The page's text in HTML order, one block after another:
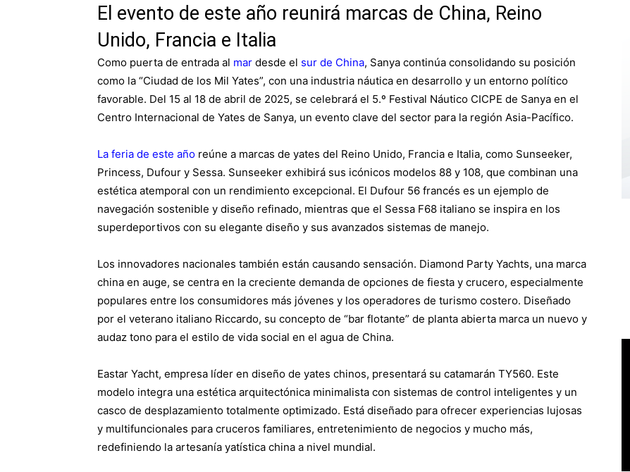
El evento de este año reunirá marcas de China, Reino
Unido, Francia e Italia
Como puerta de entrada al mar desde el sur de China, Sanya continúa consolidando su posición
como la “Ciudad de los Mil Yates”, con una industria náutica en desarrollo y un entorno político
favorable. Del 15 al 18 de abril de 2025, se celebrará el 5.º Festival Náutico CICPE de Sanya en el
Centro Internacional de Yates de Sanya, un evento clave del sector para la región Asia-Pacífico.
La feria de este año reúne a marcas de yates del Reino Unido, Francia e Italia, como Sunseeker,
Princess, Dufour y Sessa. Sunseeker exhibirá sus icónicos modelos 88 y 108, que combinan una
estética atemporal con un rendimiento excepcional. El Dufour 56 francés es un ejemplo de
navegación sostenible y diseño refinado, mientras que el Sessa F68 italiano se inspira en los
superdeportivos con su elegante diseño y sus avanzados sistemas de manejo.
Los innovadores nacionales también están causando sensación. Diamond Party Yachts, una marca
china en auge, se centra en la creciente demanda de opciones de fiesta y crucero, especialmente
populares entre los consumidores más jóvenes y los operadores de turismo costero. Diseñado
por el veterano italiano Riccardo, su concepto de “bar flotante” de planta abierta marca un nuevo y
audaz tono para el estilo de vida social en el agua de China.
Eastar Yacht, empresa líder en diseño de yates chinos, presentará su catamarán TY560. Este
modelo integra una estética arquitectónica minimalista con sistemas de control inteligentes y un
casco de desplazamiento totalmente optimizado. Está diseñado para ofrecer experiencias lujosas
y multifuncionales para cruceros familiares, entretenimiento de negocios y mucho más,
redefiniendo la artesanía yatística china a nivel mundial.